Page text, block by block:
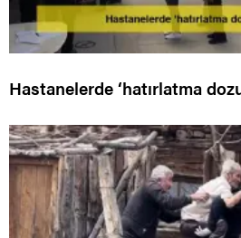
Hastanelerde ‘hatırlatma